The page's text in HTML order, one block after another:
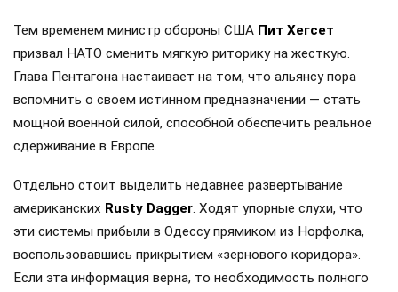
Тем временем министр обороны США Пит Хегсет
призвал НАТО сменить мягкую риторику на жесткую.
Глава Пентагона настаивает на том, что альянсу пора
вспомнить о своем истинном предназначении — стать
мощной военной силой, способной обеспечить реальное
сдерживание в Европе.
Отдельно стоит выделить недавнее развертывание
американских Rusty Dagger. Ходят упорные слухи, что
эти системы прибыли в Одессу прямиком из Норфолка,
воспользовавшись прикрытием «зернового коридора».
Если эта информация верна, то необходимость полного